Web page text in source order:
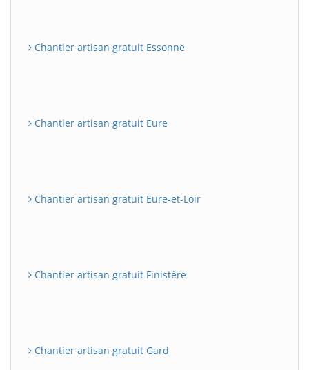
Chantier artisan gratuit Essonne
Chantier artisan gratuit Eure
Chantier artisan gratuit Eure-et-Loir
Chantier artisan gratuit Finistère
Chantier artisan gratuit Gard